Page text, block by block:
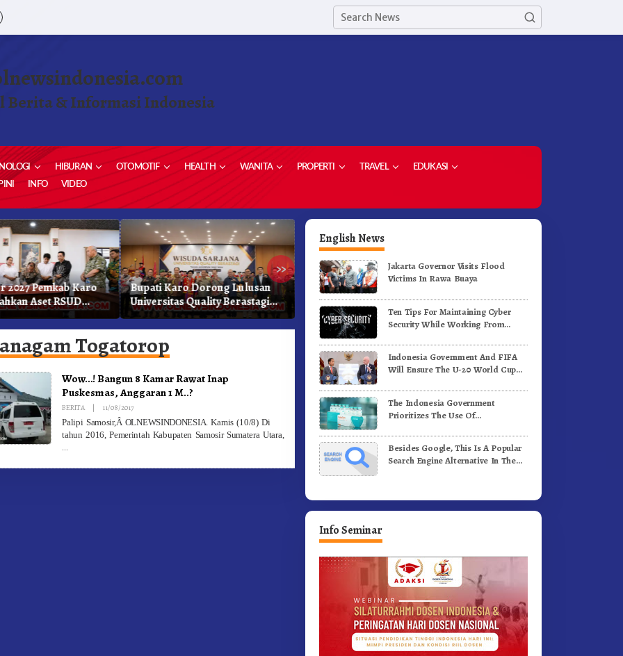
Berita & Informasi Indonesia
HIBURAN OTOMOTIF HEALTH WANITA PROPERTI TRAVEL
EDUKASI
INFO VIDEO
»
2027 Pemkab Karo
Aset RSUD
Ke Moderamen
Bupati Karo Dorong Lulusan
Universitas Quality Berastagi
Jadi Generasi Inovatif dan
Berintegritas
Dorong Komoditas Unggulan,
Bupati Karo Serahkan 1,2 Juta
Benih Kopi Arabika
Karo Tekankan
Profesional Dongkrak Mutu
Pendidikan
Togatorop
Wow…! Bangun 8 Kamar Rawat Inap
Puskesmas, Anggaran 1 M..?
BERITA | 11/08/2017By
Palipi Samosir,Â OLNEWSINDONESIA. Kamis (10/8) Di
tahun 2016, Pemerintah Kabupaten Samosir Sumatera Utara,
English News
Jakarta Governor Visits Flood
Victims In Rawa Buaya
Ten Tips For Maintaining Cyber
Security While Working From
Indonesia Government And FIFA
Will Ensure The U-20 World Cup
Standards
The Indonesia Government
Prioritizes The Use Of
Vaccines
Besides Google, This Is A Popular
Search Engine Alternative In The
Info Seminar